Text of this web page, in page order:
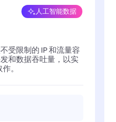
人工智能数据
受限制的 IP 和流量容
和数据吞吐量，以实
。